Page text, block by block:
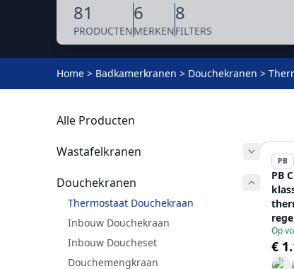
81
PRODUCTEN
6
MERKEN
8
FILTERS
Home > Badkamerkranen > Douchekranen >
Alle Producten
Wastafelkranen
Douchekranen
Thermostaat Douchekraan
Inbouw Douchekraan
Inbouw Doucheset
Douchemengkraan
PB
PB
Op
€